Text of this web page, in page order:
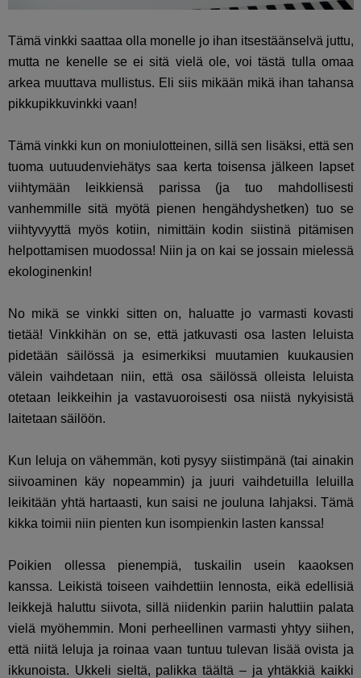
Tämä vinkki saattaa olla monelle jo ihan itsestäänselvä juttu,
mutta ne kenelle se ei sitä vielä ole, voi tästä tulla omaa
arkea muuttava mullistus. Eli siis mikään mikä ihan tahansa
pikkupikkuvinkki vaan!
Tämä vinkki kun on moniulotteinen, sillä sen lisäksi, että sen
tuoma uutuudenviehätys saa kerta toisensa jälkeen lapset
viihtymään leikkiensä parissa (ja tuo mahdollisesti
vanhemmille sitä myötä pienen hengähdyshetken) tuo se
viihtyvyyttä myös kotiin, nimittäin kodin siistinä pitämisen
helpottamisen muodossa! Niin ja on kai se jossain mielessä
ekologinenkin!
No mikä se vinkki sitten on, haluatte jo varmasti kovasti
tietää! Vinkkihän on se, että jatkuvasti osa lasten leluista
pidetään säilössä ja esimerkiksi muutamien kuukausien
välein vaihdetaan niin, että osa säilössä olleista leluista
otetaan leikkeihin ja vastavuoroisesti osa niistä nykyisistä
laitetaan säilöön.
Kun leluja on vähemmän, koti pysyy siistimpänä (tai ainakin
siivoaminen käy nopeammin) ja juuri vaihdetuilla leluilla
leikitään yhtä hartaasti, kun saisi ne jouluna lahjaksi. Tämä
kikka toimii niin pienten kun isompienkin lasten kanssa!
Poikien ollessa pienempiä, tuskailin usein kaaoksen
kanssa. Leikistä toiseen vaihdettiin lennosta, eikä edellisiä
leikkejä haluttu siivota, sillä niidenkin pariin haluttiin palata
vielä myöhemmin. Moni perheellinen varmasti yhtyy siihen,
että niitä leluja ja roinaa vaan tuntuu tulevan lisää ovista ja
ikkunoista. Ukkeli sieltä, palikka täältä – ja yhtäkkiä kaikki